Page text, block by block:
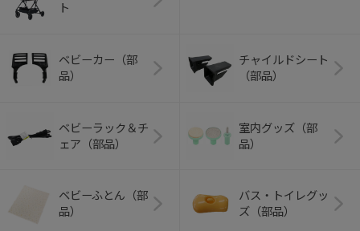
ト
ベビーカー（部
品）
チャイルドシート
（部品）
ベビーラック＆チ
ェア（部品）
室内グッズ（部
品）
ベビーふとん（部
品）
バス・トイレグッ
ズ（部品）